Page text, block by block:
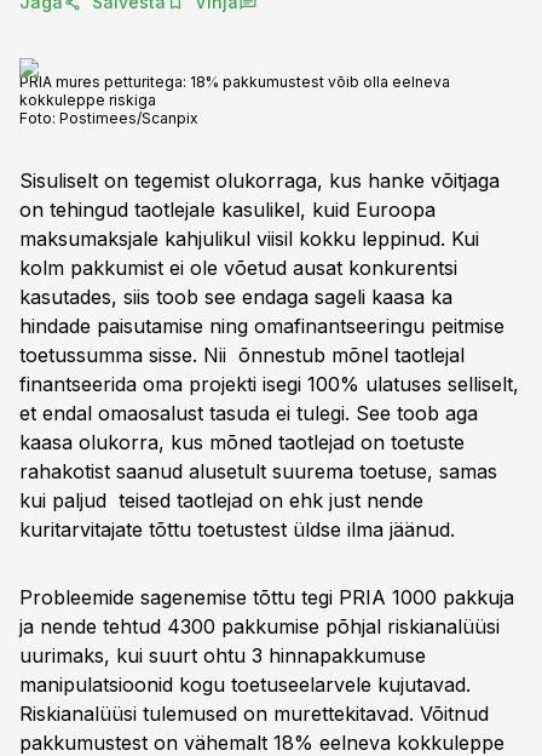
PRIA mures petturitega: 18% pakkumustest võib olla eelneva
kokkuleppe riskiga
Foto: Postimees/Scanpix
Sisuliselt on tegemist olukorraga, kus hanke võitjaga
on tehingud taotlejale kasulikel, kuid Euroopa
maksumaksjale kahjulikul viisil kokku leppinud. Kui
kolm pakkumist ei ole võetud ausat konkurentsi
kasutades, siis toob see endaga sageli kaasa ka
hindade paisutamise ning omafinantseeringu peitmise
toetussumma sisse. Nii õnnestub mõnel taotlejal
finantseerida oma projekti isegi 100% ulatuses selliselt,
et endal omaosalust tasuda ei tulegi. See toob aga
kaasa olukorra, kus mõned taotlejad on toetuste
rahakotist saanud alusetult suurema toetuse, samas
kui paljud teised taotlejad on ehk just nende
kuritarvitajate tõttu toetustest üldse ilma jäänud.
Probleemide sagenemise tõttu tegi PRIA 1000 pakkuja
ja nende tehtud 4300 pakkumise põhjal riskianalüüsi
uurimaks, kui suurt ohtu 3 hinnapakkumuse
manipulatsioonid kogu toetuseelarvele kujutavad.
Riskianalüüsi tulemused on murettekitavad. Võitnud
pakkumustest on vähemalt 18% eelneva kokkuleppe